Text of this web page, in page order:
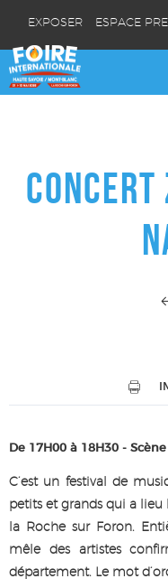
EXPOSER ESPACE
De 17H00 à 18H30 - Scène
C’est un festival de
petits et grands qui a lieu
la Roche sur Foron.
mêle des artistes
département. Le mot